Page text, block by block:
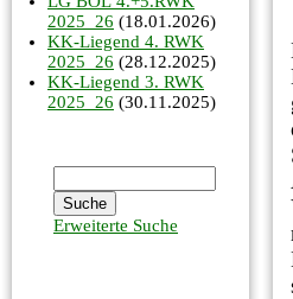
2025_26 (18.01.2026)
KK-Liegend 4. RWK
2025_26 (28.12.2025)
KK-Liegend 3. RWK
2025_26 (30.11.2025)
Erweiterte Suche